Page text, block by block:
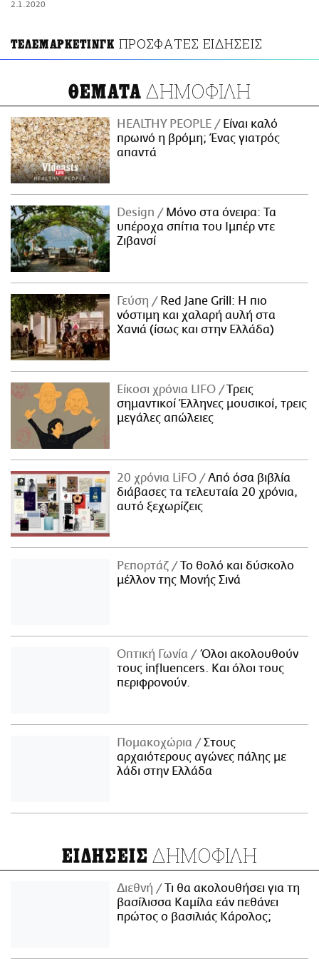
PRINT
2.1.2020
ΤΕΛΕΜΑΡΚΕΤΙΝΓΚ ΠΡΟΣΦΑΤΕΣ ΕΙΔΗΣΕΙΣ
ΘΕΜΑΤΑ ΔΗΜΟΦΙΛΗ
HEALTHY PEOPLE
Είναι καλό
πρωινό η βρόμη; Ένας γιατρός
απαντά
Design
Μόνο στα όνειρα: Τα
υπέροχα σπίτια του Ιμπέρ ντε
Ζιβανσί
Γεύση
Red Jane Grill: Η πιο
νόστιμη και χαλαρή αυλή στα
Χανιά (ίσως και στην Ελλάδα)
Είκοσι χρόνια LIFO
Tρεις
σημαντικοί Έλληνες μουσικοί, τρεις
μεγάλες απώλειες
20 χρόνια LiFO
Από όσα βιβλία
διάβασες τα τελευταία 20 χρόνια,
αυτό ξεχωρίζεις
Ρεπορτάζ
Το θολό και δύσκολο
μέλλον της Μονής Σινά
Οπτική Γωνία
Όλοι ακολουθούν
τους influencers. Και όλοι τους
περιφρονούν.
Πομακοχώρια
Στους
αρχαιότερους αγώνες πάλης με
λάδι στην Ελλάδα
ΕΙΔΗΣΕΙΣ ΔΗΜΟΦΙΛΗ
Διεθνή
Τι θα ακολουθήσει για τη
βασίλισσα Καμίλα εάν πεθάνει
πρώτος ο βασιλιάς Κάρολος;